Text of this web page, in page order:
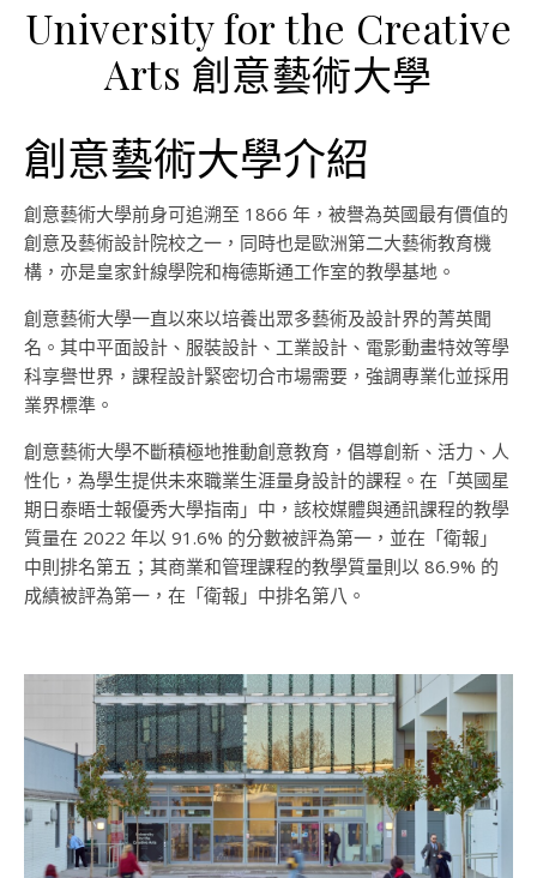
University for the Creative
Arts 創意藝術大學
創意藝術大學介紹
創意藝術大學前身可追溯至 1866 年，被譽為英國最有價值的
創意及藝術設計院校之一，同時也是歐洲第二大藝術教育機
構，亦是皇家針線學院和梅德斯通工作室的教學基地。
創意藝術大學一直以來以培養出眾多藝術及設計界的菁英聞
名。其中平面設計、服裝設計、工業設計、電影動畫特效等學
科享譽世界，課程設計緊密切合市場需要，強調專業化並採用
業界標準。
創意藝術大學不斷積極地推動創意教育，倡導創新、活力、人
性化，為學生提供未來職業生涯量身設計的課程。在 「英國星
期日泰晤士報優秀大學指南」中， 該校媒體與通訊課程的教學
質量在 2022 年以 91.6% 的分數被評為第一，並在「衛報」
中則排名第五；其商業和管理課程的教學質量則以 86.9% 的
成績被評為第一，在「衛報」中排名第八。